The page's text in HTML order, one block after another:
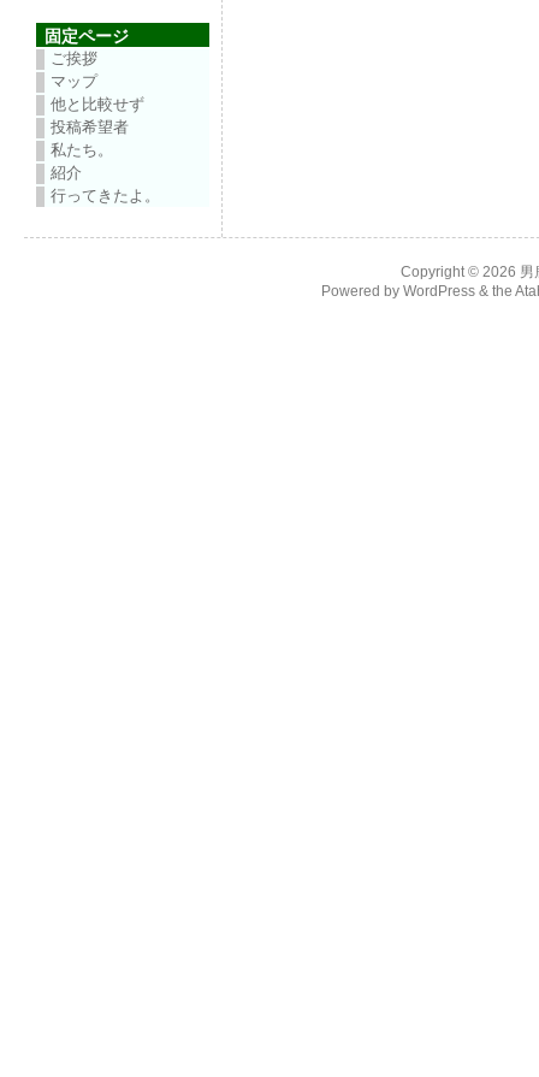
固定ページ
ご挨拶
マップ
他と比較せず
投稿希望者
私たち。
紹介
行ってきたよ。
Copyright © 2026 男
Powered by WordPress & the